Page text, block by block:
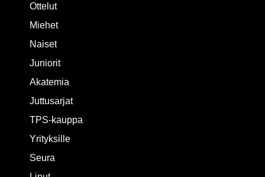
Ottelut
Miehet
Naiset
Juniorit
Akatemia
Juttusarjat
TPS-kauppa
Yrityksille
Seura